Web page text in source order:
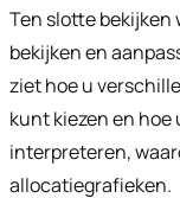
Ten slotte bekijken
bekijken en
ziet hoe u
kunt kiezen en
interpreteren,
allocatiegrafieken.